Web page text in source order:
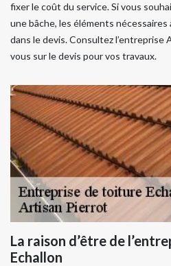
fixer le coût du service. Si vous
une bâche, les éléments
dans le devis. Consultez
vous sur le devis pour vos travaux.
La raison d’être de
Echallon